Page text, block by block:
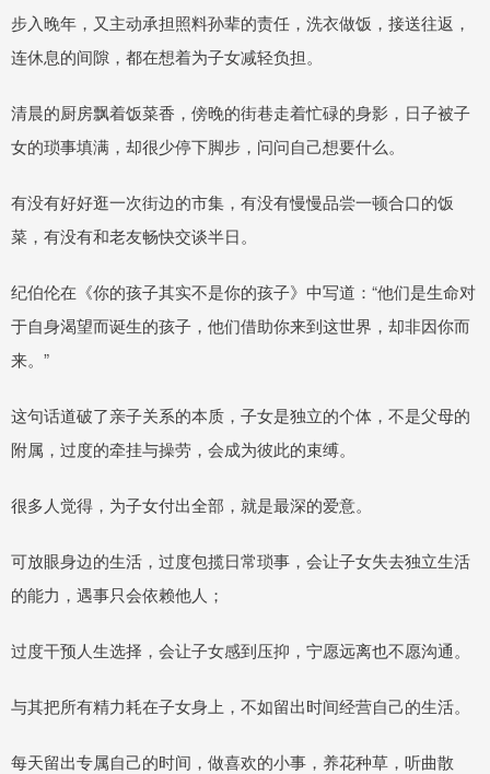
步入晚年，又主动承担照料孙辈的责任，洗衣做饭，接送往返，
连休息的间隙，都在想着为子女减轻负担。
清晨的厨房飘着饭菜香，傍晚的街巷走着忙碌的身影，日子被子
女的琐事填满，却很少停下脚步，问问自己想要什么。
有没有好好逛一次街边的市集，有没有慢慢品尝一顿合口的饭
菜，有没有和老友畅快交谈半日。
纪伯伦在《你的孩子其实不是你的孩子》中写道：“他们是生命对
于自身渴望而诞生的孩子，他们借助你来到这世界，却非因你而
来。”
这句话道破了亲子关系的本质，子女是独立的个体，不是父母的
附属，过度的牵挂与操劳，会成为彼此的束缚。
很多人觉得，为子女付出全部，就是最深的爱意。
可放眼身边的生活，过度包揽日常琐事，会让子女失去独立生活
的能力，遇事只会依赖他人；
过度干预人生选择，会让子女感到压抑，宁愿远离也不愿沟通。
与其把所有精力耗在子女身上，不如留出时间经营自己的生活。
每天留出专属自己的时间，做喜欢的小事，养花种草，听曲散